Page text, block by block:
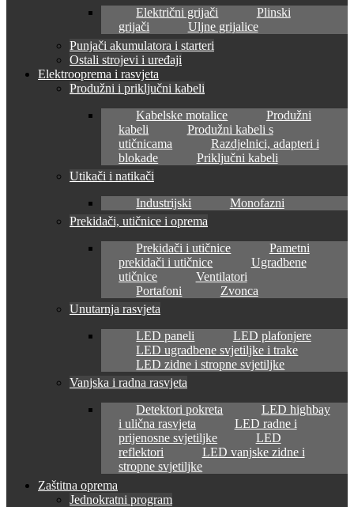
Električni grijači
Plinski
grijači
Uljne grijalice
Punjači akumulatora i starteri
Ostali strojevi i uređaji
Elektrooprema i rasvjeta
Produžni i priključni kabeli
Kabelske motalice
Produžni
kabeli
Produžni kabeli s
utičnicama
Razdjelnici, adapteri i
blokade
Priključni kabeli
Utikači i natikači
Industrijski
Monofazni
Prekidači, utičnice i oprema
Prekidači i utičnice
Pametni
prekidači i utičnice
Ugradbene
utičnice
Ventilatori
Portafoni
Zvonca
Unutarnja rasvjeta
LED paneli
LED plafonjere
LED ugradbene svjetiljke i trake
LED zidne i stropne svjetiljke
Vanjska i radna rasvjeta
Detektori pokreta
LED highbay
i ulična rasvjeta
LED radne i
prijenosne svjetiljke
LED
reflektori
LED vanjske zidne i
stropne svjetiljke
Zaštitna oprema
Jednokratni program